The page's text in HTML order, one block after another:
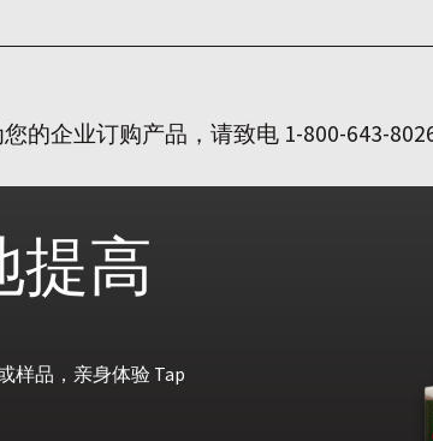
的企业订购产品，请致电 1-800-643-
提高
样品，亲身体验 Tap